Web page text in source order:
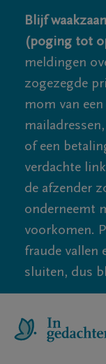
Blijf
(poging tot
meldingen
zogezegde
mom van
of een
verdachte
de afzender
onderneemt
voorkomen.
fraude vallen
sluiten, dus